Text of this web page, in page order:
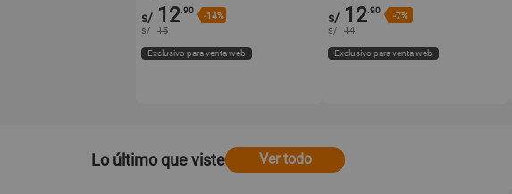
s/ 12.90
-14%
s/ 15
Exclusivo para venta web
s/ 12.90
-7%
s/ 14
Exclusivo para venta web
Lo último que viste Ver todo